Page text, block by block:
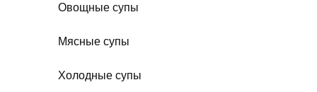
Овощные супы
Мясные супы
Холодные супы